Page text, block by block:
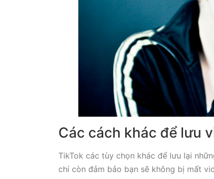
Các cách khác để lưu
TikTok các tùy chọn khác để lưu lại
chí còn đảm bảo bạn sẽ không bị mất